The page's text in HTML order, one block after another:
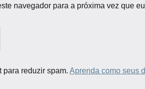
navegador para a próxima vez que
para reduzir spam. Aprenda como seus